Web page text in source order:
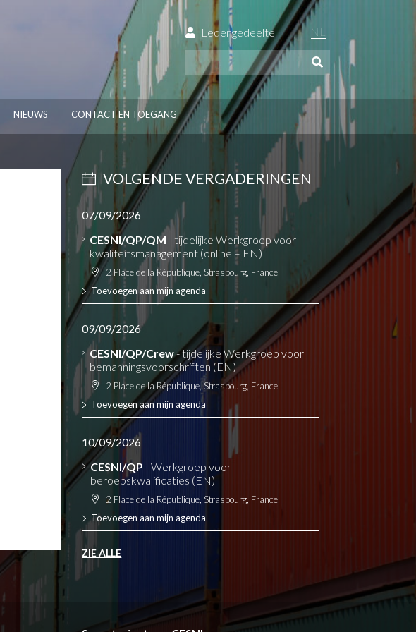
Ledengedeelte NL
NIEUWS CONTACT EN TOEGANG
VOLGENDE VERGADERINGEN
07/09/2026
CESNI/QP/QM - tijdelijke Werkgroep voor
kwaliteitsmanagement (online – EN)
2 Place de la République, Strasbourg, France
Toevoegen aan mijn agenda
09/09/2026
CESNI/QP/Crew- tijdelijke Werkgroep voor
bemanningsvoorschriften (EN)
2 Place de la République, Strasbourg, France
Toevoegen aan mijn agenda
10/09/2026
CESNI/QP - Werkgroep voor
beroepskwalificaties (EN)
2 Place de la République, Strasbourg, France
Toevoegen aan mijn agenda
ZIE ALLE